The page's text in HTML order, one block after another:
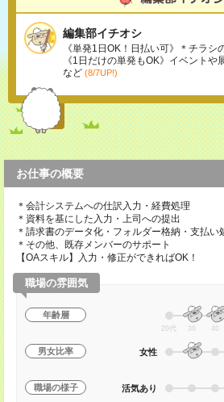
編集部イチオシ
《単発1日OK！日払い可》＊チラシ
《1日だけの単発もOK》イベントや
など (8/7UP!)
お仕事の概要
＊会計システムへの仕訳入力・経費処理
＊資料を基にした入力・上司への提出
＊請求書のデータ化・フォルダー格納・支払い
＊その他、既存メンバーのサポート
【OAスキル】入力・修正ができればOK！
職場の雰囲気
年齢層
20代 30 40
男女比率 女性
職場の様子 活気あり